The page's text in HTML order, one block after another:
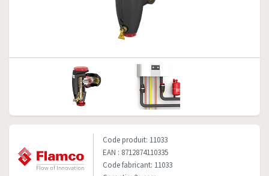
Code produit: 11033
EAN : 8712874110335
Code fabricant: 11033